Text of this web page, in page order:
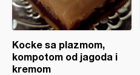
Kocke sa plazmom,
kompotom od jagoda i
kremom